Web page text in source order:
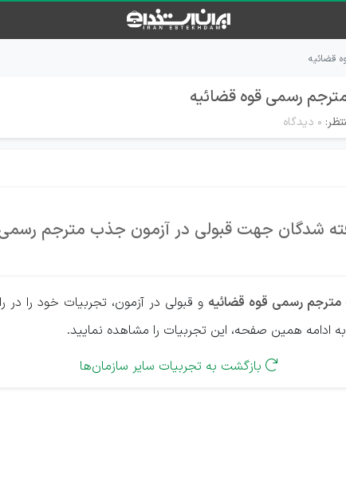
قضائیه
رسمی قوه قضائیه
۰ دیدگاه
شدگان جهت قبولی در آزمون جذب مترجم
رسمی قوه قضائیه و قبولی در آزمون، تجربیات خود را در
به ادامه همین صفحه، این تجربیات را مشاهده نمایید.
 بازگشت به تجربیات سایر سازمان‌ها